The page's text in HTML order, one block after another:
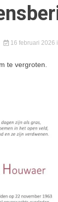
16 februari 2026
te vergroten.